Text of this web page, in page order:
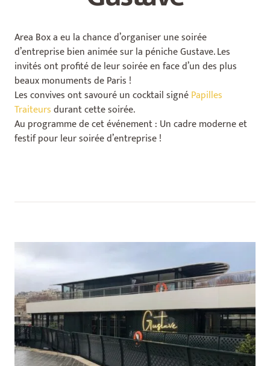
Area Box a eu la chance d’organiser une soirée
d’entreprise bien animée sur la péniche Gustave. Les
invités ont profité de leur soirée en face d’un des plus
beaux monuments de Paris !
Les convives ont savouré un cocktail signéPapilles
Traiteursdurant cette soirée.
Au programme de cet événement : Un cadre moderne et
festif pour leur soirée d’entreprise !